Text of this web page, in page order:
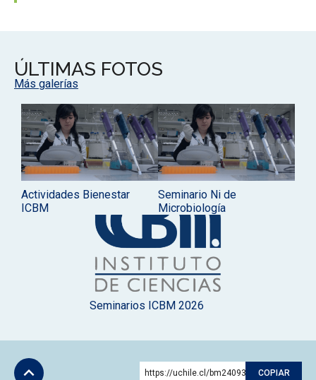
ÚLTIMAS FOTOS
Más galerías
Actividades Bienestar
ICBM
Seminario Ni de
Microbiología
Seminarios ICBM 2026
https://uchile.cl/bm240930 COPIAR